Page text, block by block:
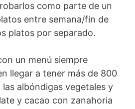
como parte de un
entre semana/fin de
platos por separado.
un menú siempre
llegar a tener más de 800
albóndigas vegetales y
y cacao con zanahoria